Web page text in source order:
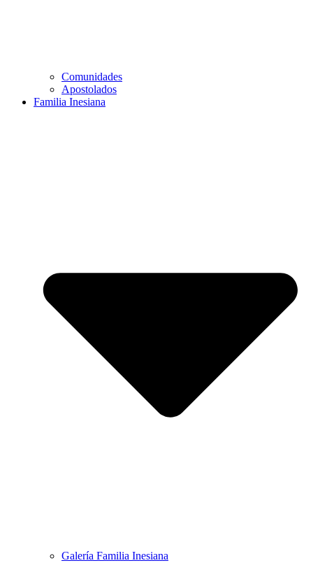
Comunidades
Apostolados
Familia Inesiana
Galería Familia Inesiana